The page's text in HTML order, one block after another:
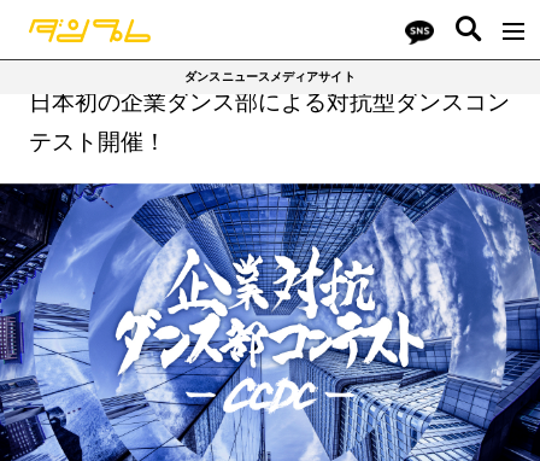
ダンスニュースメディアサイト
日本初の企業ダンス部による対抗型ダンスコン
テスト開催！